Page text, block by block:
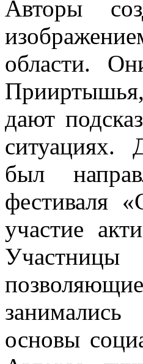
Авторы
области.
дают
ситуациях.
был
фестиваля
участие
Участницы
основы